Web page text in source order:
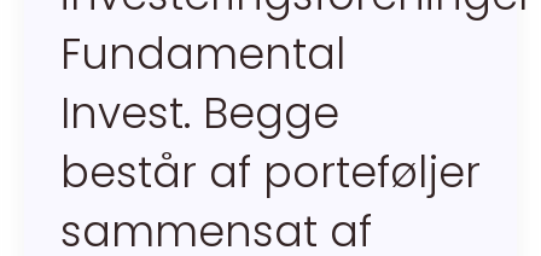
Fundamental
Invest. Begge
består af porteføljer
sammensat af